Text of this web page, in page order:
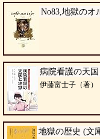
No83,地獄のオ
病院看護の天
伊藤富士子（著）
地獄の歴史 (文